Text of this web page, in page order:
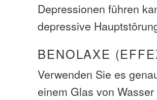
Depressionen führen
depressive
BENOLAXE
Verwenden Sie es
einem Glas von